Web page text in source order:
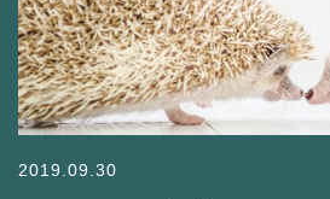
2019.09.30